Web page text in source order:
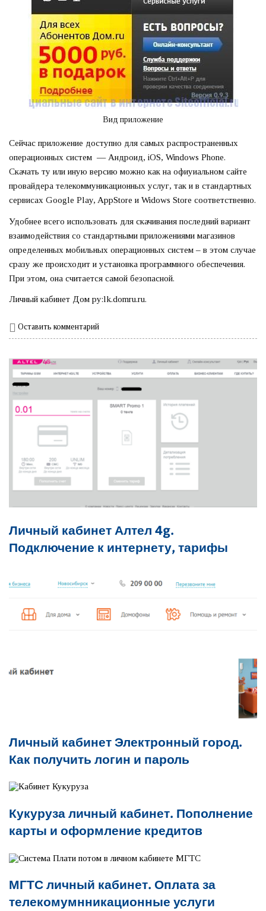
Вид приложение
Сейчас приложение доступно для самых распространенных
операционных систем — Андроид, iOS, Windows Phone.
Скачать ту или иную версию можно как на офиуиальном сайте
провайдера телекоммуникационных услуг, так и в стандартных
сервисах Google Play, AppStore и Widows Store соответственно.
Удобнее всего использовать для скачивания последний вариант
взаимодействия со стандартными приложениями магазинов
определенных мобильных операционных систем – в этом случае
сразу же происходит и установка программного обеспечения.
При этом, она считается самой безопасной.
Личный кабинет Дом ру:lk.domru.ru.
Оставить комментарий
Личный кабинет Алтел 4g.
Подключение к интернету, тарифы
Личный кабинет Электронный город.
Как получить логин и пароль
Кукуруза личный кабинет. Пополнение
карты и оформление кредитов
МГТС личный кабинет. Оплата за
телекомумнникационные услуги